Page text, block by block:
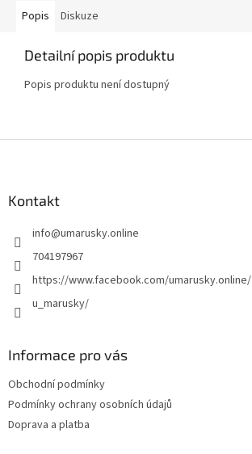
Popis Diskuze
Detailní popis produktu
Popis produktu není dostupný
Kontakt
info@umarusky.online
704197967
https://www.facebook.com/umarusky.online/
u_marusky/
Informace pro vás
Obchodní podmínky
Podmínky ochrany osobních údajů
Doprava a platba